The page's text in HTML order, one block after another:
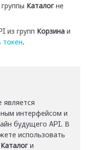
Каталог не
из групп Корзина и
токен.
является
интерфейсом и
будущего API. В
использовать
Каталог и